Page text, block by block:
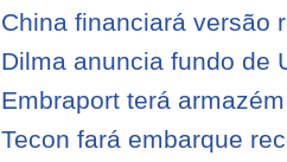
China financiará versão
Dilma anuncia fundo de
Embraport terá
Tecon fará embarque